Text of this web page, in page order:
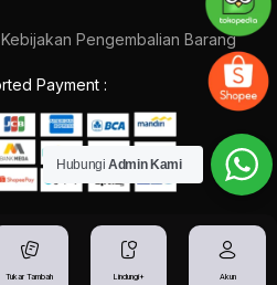
Payment :
Kebijakan Pengembalian Barang
Tukar Tambah Lindungi+ Akun
Hubungi Admin Kami